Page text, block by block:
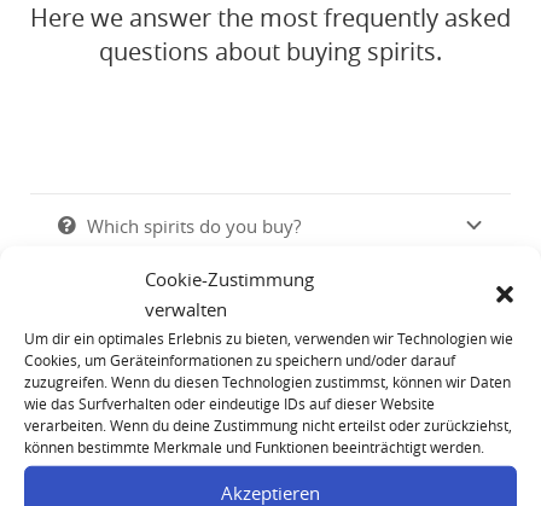
Cookie-Zustimmung
verwalten
Um dir ein optimales Erlebnis zu bieten, verwenden wir Technologien wie
Cookies, um Geräteinformationen zu speichern und/oder darauf
zuzugreifen. Wenn du diesen Technologien zustimmst, können wir Daten
wie das Surfverhalten oder eindeutige IDs auf dieser Website
verarbeiten. Wenn du deine Zustimmung nicht erteilst oder zurückziehst,
können bestimmte Merkmale und Funktionen beeinträchtigt werden.
Akzeptieren
Here we answer the most frequently asked
questions about buying spirits.
Which spirits do you buy?
What details are required for the valuation
of my spirit collection?
What criteria are used to determine the
buying prices?
Can I bring my spirits to you myself?